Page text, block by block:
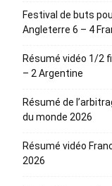
Festival de buts
Angleterre 6 – 4
Résumé vidéo 1/2
– 2 Argentine
Résumé de
du monde 2026
Résumé vidéo
2026